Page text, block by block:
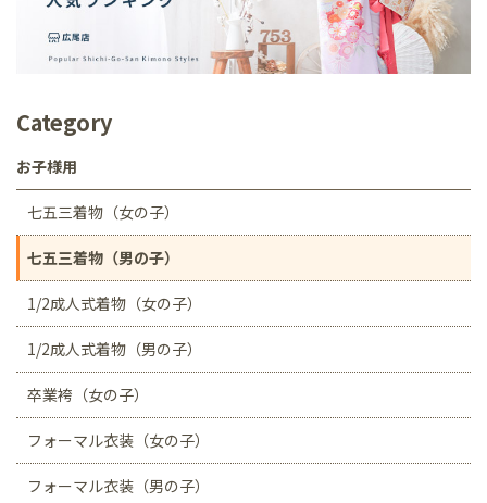
Category
お子様用
七五三着物（女の子）
七五三着物（男の子）
1/2成人式着物（女の子）
1/2成人式着物（男の子）
卒業袴（女の子）
フォーマル衣装（女の子）
フォーマル衣装（男の子）